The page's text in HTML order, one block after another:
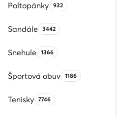
PoltopánkyPočet produktov:
932
SandálePočet produktov:
3442
SnehulePočet produktov:
1366
Športová obuvPočet produktov:
1186
TeniskyPočet produktov:
7746